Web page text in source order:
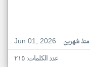
Jun 01, 2026
منذ شهرين
عدد الكلمات: ٢١٥